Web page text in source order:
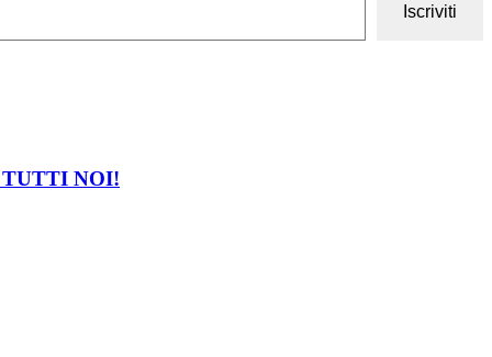
Iscriviti
TUTTI NOI!